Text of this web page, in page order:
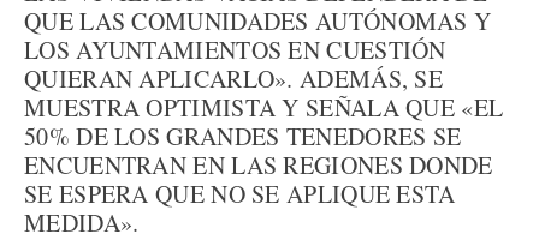
QUE LAS COMUNIDADES AUTÓNOMAS Y
LOS AYUNTAMIENTOS EN CUESTIÓN
QUIERAN APLICARLO». ADEMÁS, SE
MUESTRA OPTIMISTA Y SEÑALA QUE «EL
50% DE LOS GRANDES TENEDORES SE
ENCUENTRAN EN LAS REGIONES DONDE
SE ESPERA QUE NO SE APLIQUE ESTA
MEDIDA».